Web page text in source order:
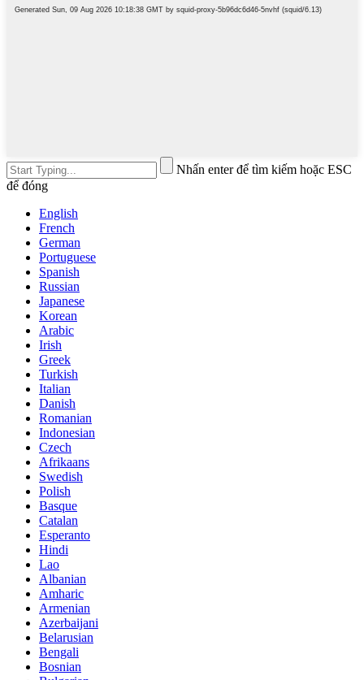
Nhấn enter để tìm kiếm hoặc ESC
để đóng
English
French
German
Portuguese
Spanish
Russian
Japanese
Korean
Arabic
Irish
Greek
Turkish
Italian
Danish
Romanian
Indonesian
Czech
Afrikaans
Swedish
Polish
Basque
Catalan
Esperanto
Hindi
Lao
Albanian
Amharic
Armenian
Azerbaijani
Belarusian
Bengali
Bosnian